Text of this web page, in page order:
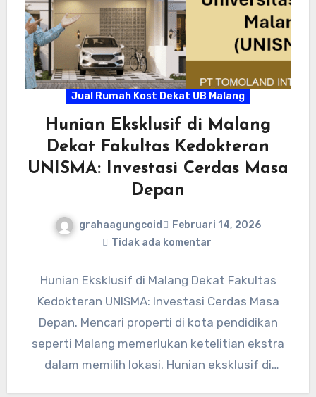
Jual Rumah Kost Dekat UB Malang
Hunian Eksklusif di Malang
Dekat Fakultas Kedokteran
UNISMA: Investasi Cerdas Masa
Depan
grahaagungcoid
Februari 14, 2026
Tidak ada komentar
Hunian Eksklusif di Malang Dekat Fakultas
Kedokteran UNISMA: Investasi Cerdas Masa
Depan. Mencari properti di kota pendidikan
seperti Malang memerlukan ketelitian ekstra
dalam memilih lokasi. Hunian eksklusif di